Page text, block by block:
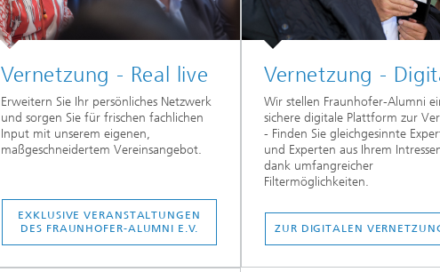
Vernetzung - Real live
Erweitern Sie Ihr persönliches Netzwerk
und sorgen Sie für frischen fachlichen
Input mit unserem eigenen,
maßgeschneidertem Vereinsangebot.
EXKLUSIVE VERANSTALTUNGEN
DES FRAUNHOFER-ALUMNI E.V.
Vernetzung -
Wir stellen Fraunhofer-Alumni
sichere digitale Plattform zur
- Finden Sie gleichgesinnte
und Experten aus Ihrem
dank umfangreicher
Filtermöglichkeiten.
ZUR DIGITALEN